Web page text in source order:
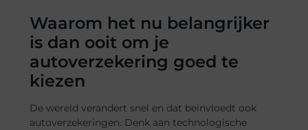
Waarom het nu belangrijker
is dan ooit om je
autoverzekering goed te
kiezen
De wereld verandert snel en dat beïnvloedt ook
autoverzekeringen. Denk aan technologische